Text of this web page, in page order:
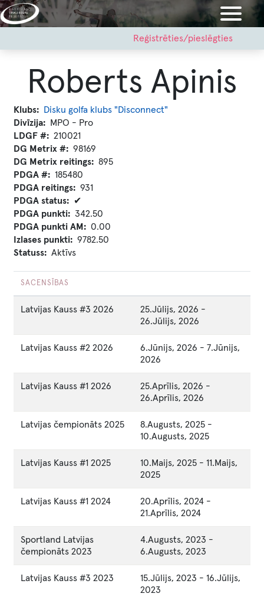
Pārlekt
uz
menu
Reģistrēties/pieslēgties
Roberts Apinis
Klubs
Disku golfa klubs "Disconnect"
Divīzija
MPO - Pro
LDGF #
210021
DG Metrix #
98169
DG Metrix reitings
895
PDGA #
185480
PDGA reitings
931
PDGA status
✔
PDGA punkti
342.50
PDGA punkti AM
0.00
Izlases punkti
9782.50
Statuss
Aktīvs
SACENSĪBAS
Latvijas Kauss #3 2026 25.Jūlijs, 2026 -
26.Jūlijs, 2026
Latvijas Kauss #2 2026 6.Jūnijs, 2026 - 7.Jūnijs,
2026
Latvijas Kauss #1 2026 25.Aprīlis, 2026 -
26.Aprīlis, 2026
Latvijas čempionāts 2025 8.Augusts, 2025 -
10.Augusts, 2025
Latvijas Kauss #1 2025 10.Maijs, 2025 - 11.Maijs,
2025
Latvijas Kauss #1 2024 20.Aprīlis, 2024 -
21.Aprīlis, 2024
Sportland Latvijas
čempionāts 2023
4.Augusts, 2023 -
6.Augusts, 2023
Latvijas Kauss #3 2023 15.Jūlijs, 2023 - 16.Jūlijs,
2023